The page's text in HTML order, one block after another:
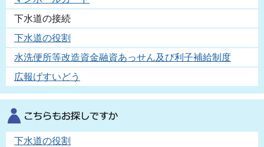
下水道の接続
下水道の役割
水洗便所等改造資金融資あっせん及び利子補給制度
広報げすいどう
下水道の役割